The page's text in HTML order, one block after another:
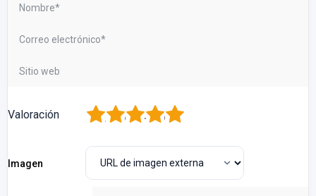
Valoración 5
4
3
2
Imagen